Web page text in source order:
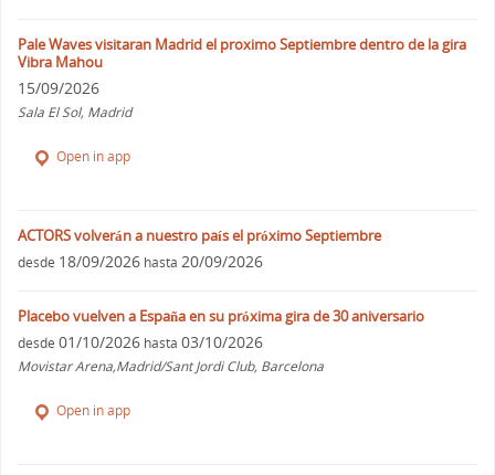
Pale Waves visitaran Madrid el proximo Septiembre dentro de la gira
Vibra Mahou
15/09/2026
Sala El Sol, Madrid
Open in app
ACTORS volverán a nuestro país el próximo Septiembre
desde 18/09/2026 hasta 20/09/2026
Placebo vuelven a España en su próxima gira de 30 aniversario
desde 01/10/2026 hasta 03/10/2026
Movistar Arena,Madrid/Sant Jordi Club, Barcelona
Open in app